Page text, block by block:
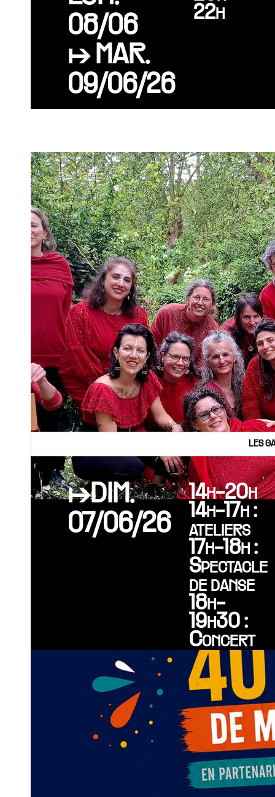
08/06
↦ MAR.
09/06/26
22h
LES
↦DIM.
07/06/26
14h-20h
14h-17h :
ateliers
17h-18h :
Spectacle
de danse
18h-
19h30 :
Concert